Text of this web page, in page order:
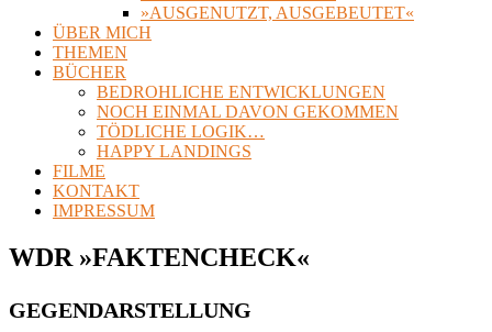
»AUSGENUTZT, AUSGEBEUTET«
ÜBER MICH
THEMEN
BÜCHER
BEDROHLICHE ENTWICKLUNGEN
NOCH EINMAL DAVON GEKOMMEN
TÖDLICHE LOGIK…
HAPPY LANDINGS
FILME
KONTAKT
IMPRESSUM
WDR »FAKTENCHECK«
GEGENDARSTELLUNG